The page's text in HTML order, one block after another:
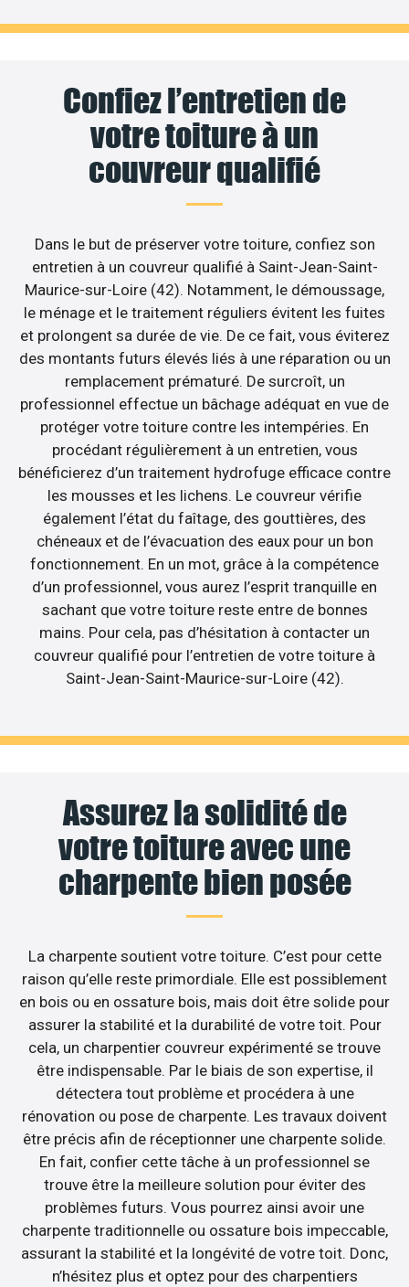
Confiez l’entretien de
votre toiture à un
couvreur qualifié
Dans le but de préserver votre toiture, confiez son
entretien à un couvreur qualifié à Saint-Jean-Saint-
Maurice-sur-Loire (42). Notamment, le démoussage,
le ménage et le traitement réguliers évitent les fuites
et prolongent sa durée de vie. De ce fait, vous éviterez
des montants futurs élevés liés à une réparation ou un
remplacement prématuré. De surcroît, un
professionnel effectue un bâchage adéquat en vue de
protéger votre toiture contre les intempéries. En
procédant régulièrement à un entretien, vous
bénéficierez d’un traitement hydrofuge efficace contre
les mousses et les lichens. Le couvreur vérifie
également l’état du faîtage, des gouttières, des
chéneaux et de l’évacuation des eaux pour un bon
fonctionnement. En un mot, grâce à la compétence
d’un professionnel, vous aurez l’esprit tranquille en
sachant que votre toiture reste entre de bonnes
mains. Pour cela, pas d’hésitation à contacter un
couvreur qualifié pour l’entretien de votre toiture à
Saint-Jean-Saint-Maurice-sur-Loire (42).
Assurez la solidité de
votre toiture avec une
charpente bien posée
La charpente soutient votre toiture. C’est pour cette
raison qu’elle reste primordiale. Elle est possiblement
en bois ou en ossature bois, mais doit être solide pour
assurer la stabilité et la durabilité de votre toit. Pour
cela, un charpentier couvreur expérimenté se trouve
être indispensable. Par le biais de son expertise, il
détectera tout problème et procédera à une
rénovation ou pose de charpente. Les travaux doivent
être précis afin de réceptionner une charpente solide.
En fait, confier cette tâche à un professionnel se
trouve être la meilleure solution pour éviter des
problèmes futurs. Vous pourrez ainsi avoir une
charpente traditionnelle ou ossature bois impeccable,
assurant la stabilité et la longévité de votre toit. Donc,
n’hésitez plus et optez pour des charpentiers